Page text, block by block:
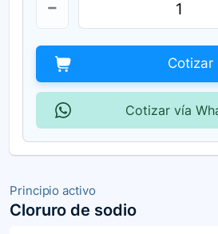
Principio activo
Cloruro de sodio
Cotizar
Cotizar vía